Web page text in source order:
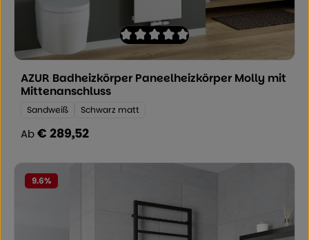
Durchschnittliche Bewertung von 0
AZUR Badheizkörper Paneelheizkörper Molly mit
Mittenanschluss
Farbe:
Sandweiß Schwarz matt
Regulärer Preis:
Ab€ 289,52
9.6%